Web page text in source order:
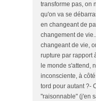
transforme pas, on
qu'on va se
en changeant de
changement de
changeant de vie,
rupture par rapport
le monde s'attend,
inconsciente, à
tord pour autant ?-
"raisonnable" (j'en